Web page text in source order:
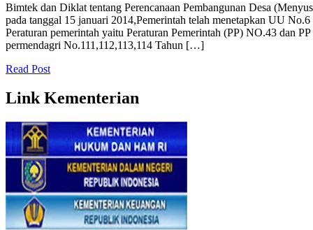
Bimtek dan Diklat tentang Perencanaan Pembangunan Desa
pada tanggal 15 januari 2014,Pemerintah telah menetapkan UU
Peraturan pemerintah yaitu Peraturan Pemerintah (PP) NO.43 dan
permendagri No.111,112,113,114 Tahun […]
Read Post
Link Kementerian